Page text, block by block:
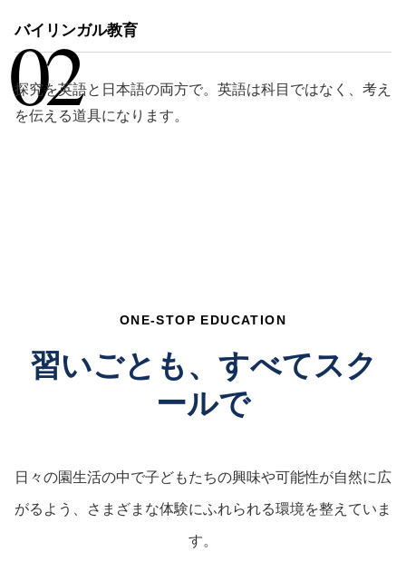
02
バイリンガル教育
探究を英語と日本語の両方で。英語は科目ではなく、考え
を伝える道具になります。
ONE-STOP EDUCATION
習いごとも、すべてスク
ールで
日々の園生活の中で子どもたちの興味や可能性が自然に広
がるよう、さまざまな体験にふれられる環境を整えていま
す。